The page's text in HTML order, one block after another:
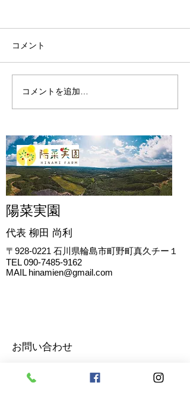
コメント
コメントを追加…
陽菜実園
代表 柳田 尚利
〒928-0221 石川県輪島市町野町真久チー１
TEL090-7485-9162
MAIL hinamien@gmail.com
お問い合わせ